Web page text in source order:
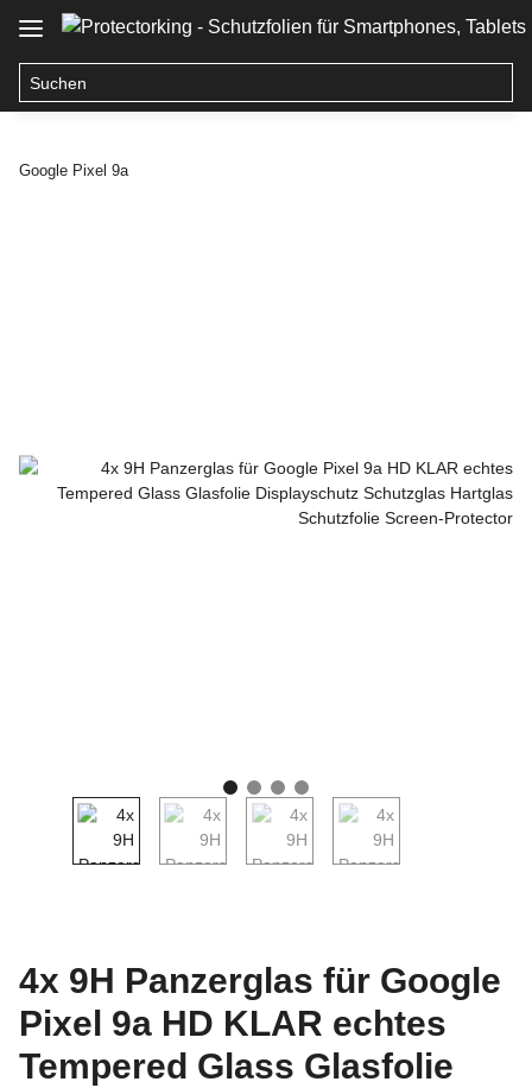
Google Pixel 9a
4x 9H Panzerglas für Google
Pixel 9a HD KLAR echtes
Tempered Glass Glasfolie